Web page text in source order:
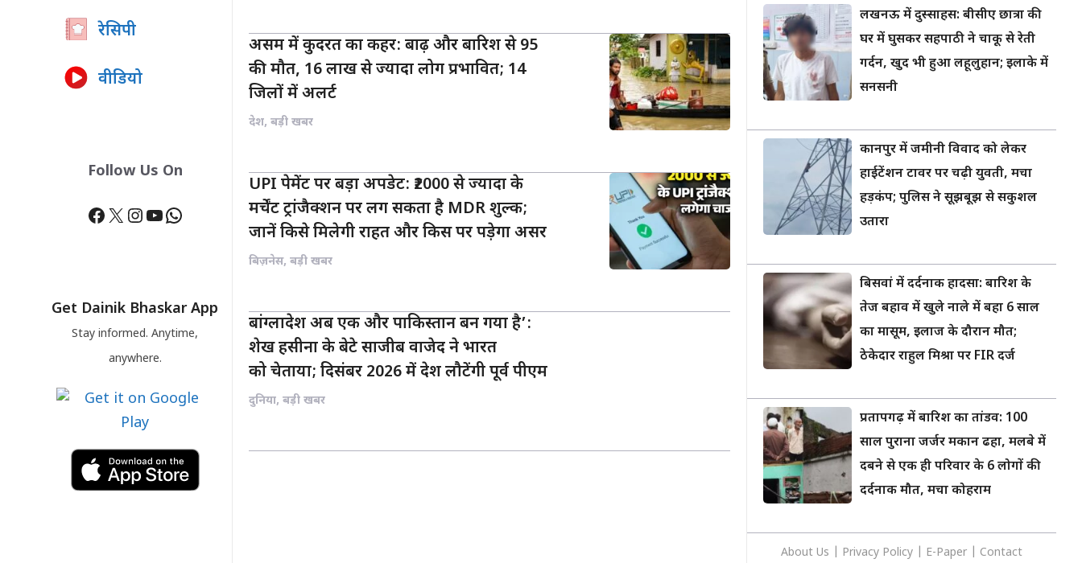
असम में कुदरत का कहर: बाढ़ और बारिश से 95
की मौत, 16 लाख से ज्यादा लोग प्रभावित; 14
जिलों में अलर्ट
देश, बड़ी खबर
UPI पेमेंट पर बड़ा अपडेट: ₹2000 से ज्यादा के
मर्चेंट ट्रांजैक्शन पर लग सकता है MDR शुल्क;
जानें किसे मिलेगी राहत और किस पर पड़ेगा असर
बिज़नेस, बड़ी खबर
बांग्लादेश अब एक और पाकिस्तान बन गया है’:
शेख हसीना के बेटे साजीब वाजेद ने भारत
को चेताया; दिसंबर 2026 में देश लौटेंगी पूर्व पीएम
दुनिया, बड़ी खबर
रेसिपी
वीडियो
Follow Us On
Facebook
X Instagram
YouTube
WhatsApp
Get Dainik Bhaskar App
Stay informed. Anytime,
anywhere.
लखनऊ में दुस्साहस: बीसीए छात्रा की
घर में घुसकर सहपाठी ने चाकू से रेती
गर्दन, खुद भी हुआ लहूलुहान; इलाके में
सनसनी
कानपुर में जमीनी विवाद को लेकर
हाईटेंशन टावर पर चढ़ी युवती, मचा
हड़कंप; पुलिस ने सूझबूझ से सकुशल
उतारा
बिसवां में दर्दनाक हादसा: बारिश के
तेज बहाव में खुले नाले में बहा 6 साल
का मासूम, इलाज के दौरान मौत;
ठेकेदार राहुल मिश्रा पर FIR दर्ज
प्रतापगढ़ में बारिश का तांडव: 100
साल पुराना जर्जर मकान ढहा, मलबे में
दबने से एक ही परिवार के 6 लोगों की
दर्दनाक मौत, मचा कोहराम
About Us Privacy Policy E-Paper Contact